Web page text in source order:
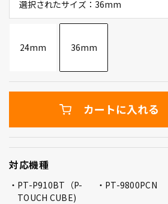
選択されたサイズ：36mm
24mm 36mm
カートに入れる
対応機種
PT-P910BT（P-
TOUCH CUBE)
PT-9800PCN